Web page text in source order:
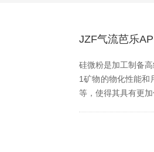
JZF气流芭乐
硅微粉是加工制备高
1矿物的物化性能和用
等，使得其具有更